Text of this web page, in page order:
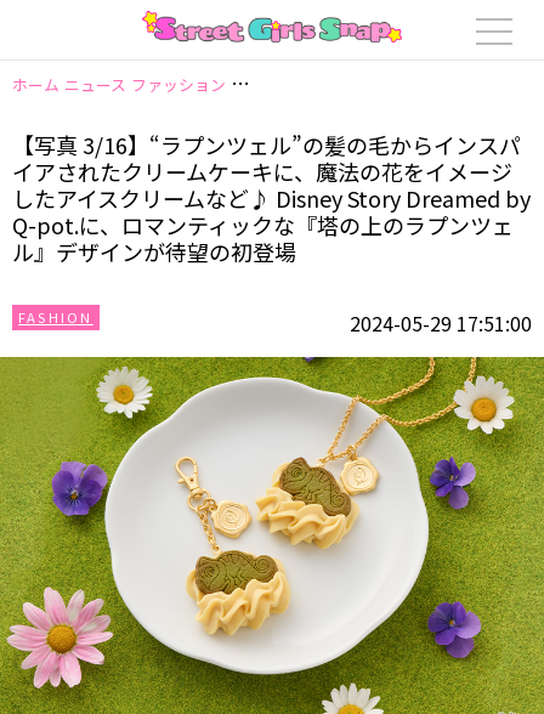
ホーム ニュース ファッション 【写真 3/16】“ラプンツェル”の髪の毛か
【写真 3/16】“ラプンツェル”の髪の毛からインスパ
イアされたクリームケーキに、魔法の花をイメージ
したアイスクリームなど♪ Disney Story Dreamed by
Q-pot.に、ロマンティックな『塔の上のラプンツェ
ル』デザインが待望の初登場
FASHION 2024-05-29 17:51:00